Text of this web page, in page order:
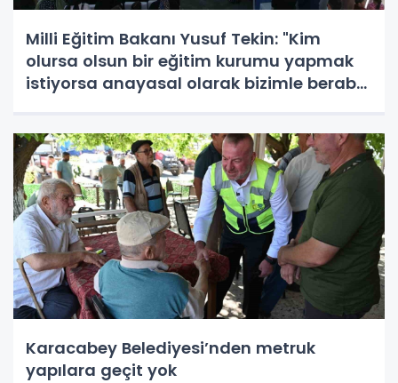
Milli Eğitim Bakanı Yusuf Tekin: "Kim
olursa olsun bir eğitim kurumu yapmak
istiyorsa anayasal olarak bizimle beraber
Karacabey Belediyesi’nden metruk
yapılara geçit yok